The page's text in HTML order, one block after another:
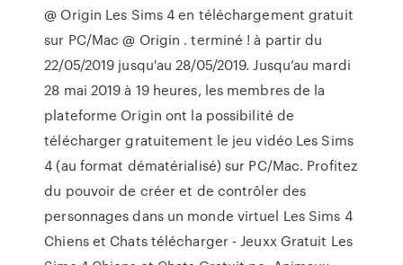
@ Origin Les Sims 4 en téléchargement gratuit
sur PC/Mac @ Origin . terminé ! à partir du
22/05/2019 jusqu'au 28/05/2019. Jusqu’au mardi
28 mai 2019 à 19 heures, les membres de la
plateforme Origin ont la possibilité de
télécharger gratuitement le jeu vidéo Les Sims
4 (au format dématérialisé) sur PC/Mac. Profitez
du pouvoir de créer et de contrôler des
personnages dans un monde virtuel Les Sims 4
Chiens et Chats télécharger - Jeuxx Gratuit Les